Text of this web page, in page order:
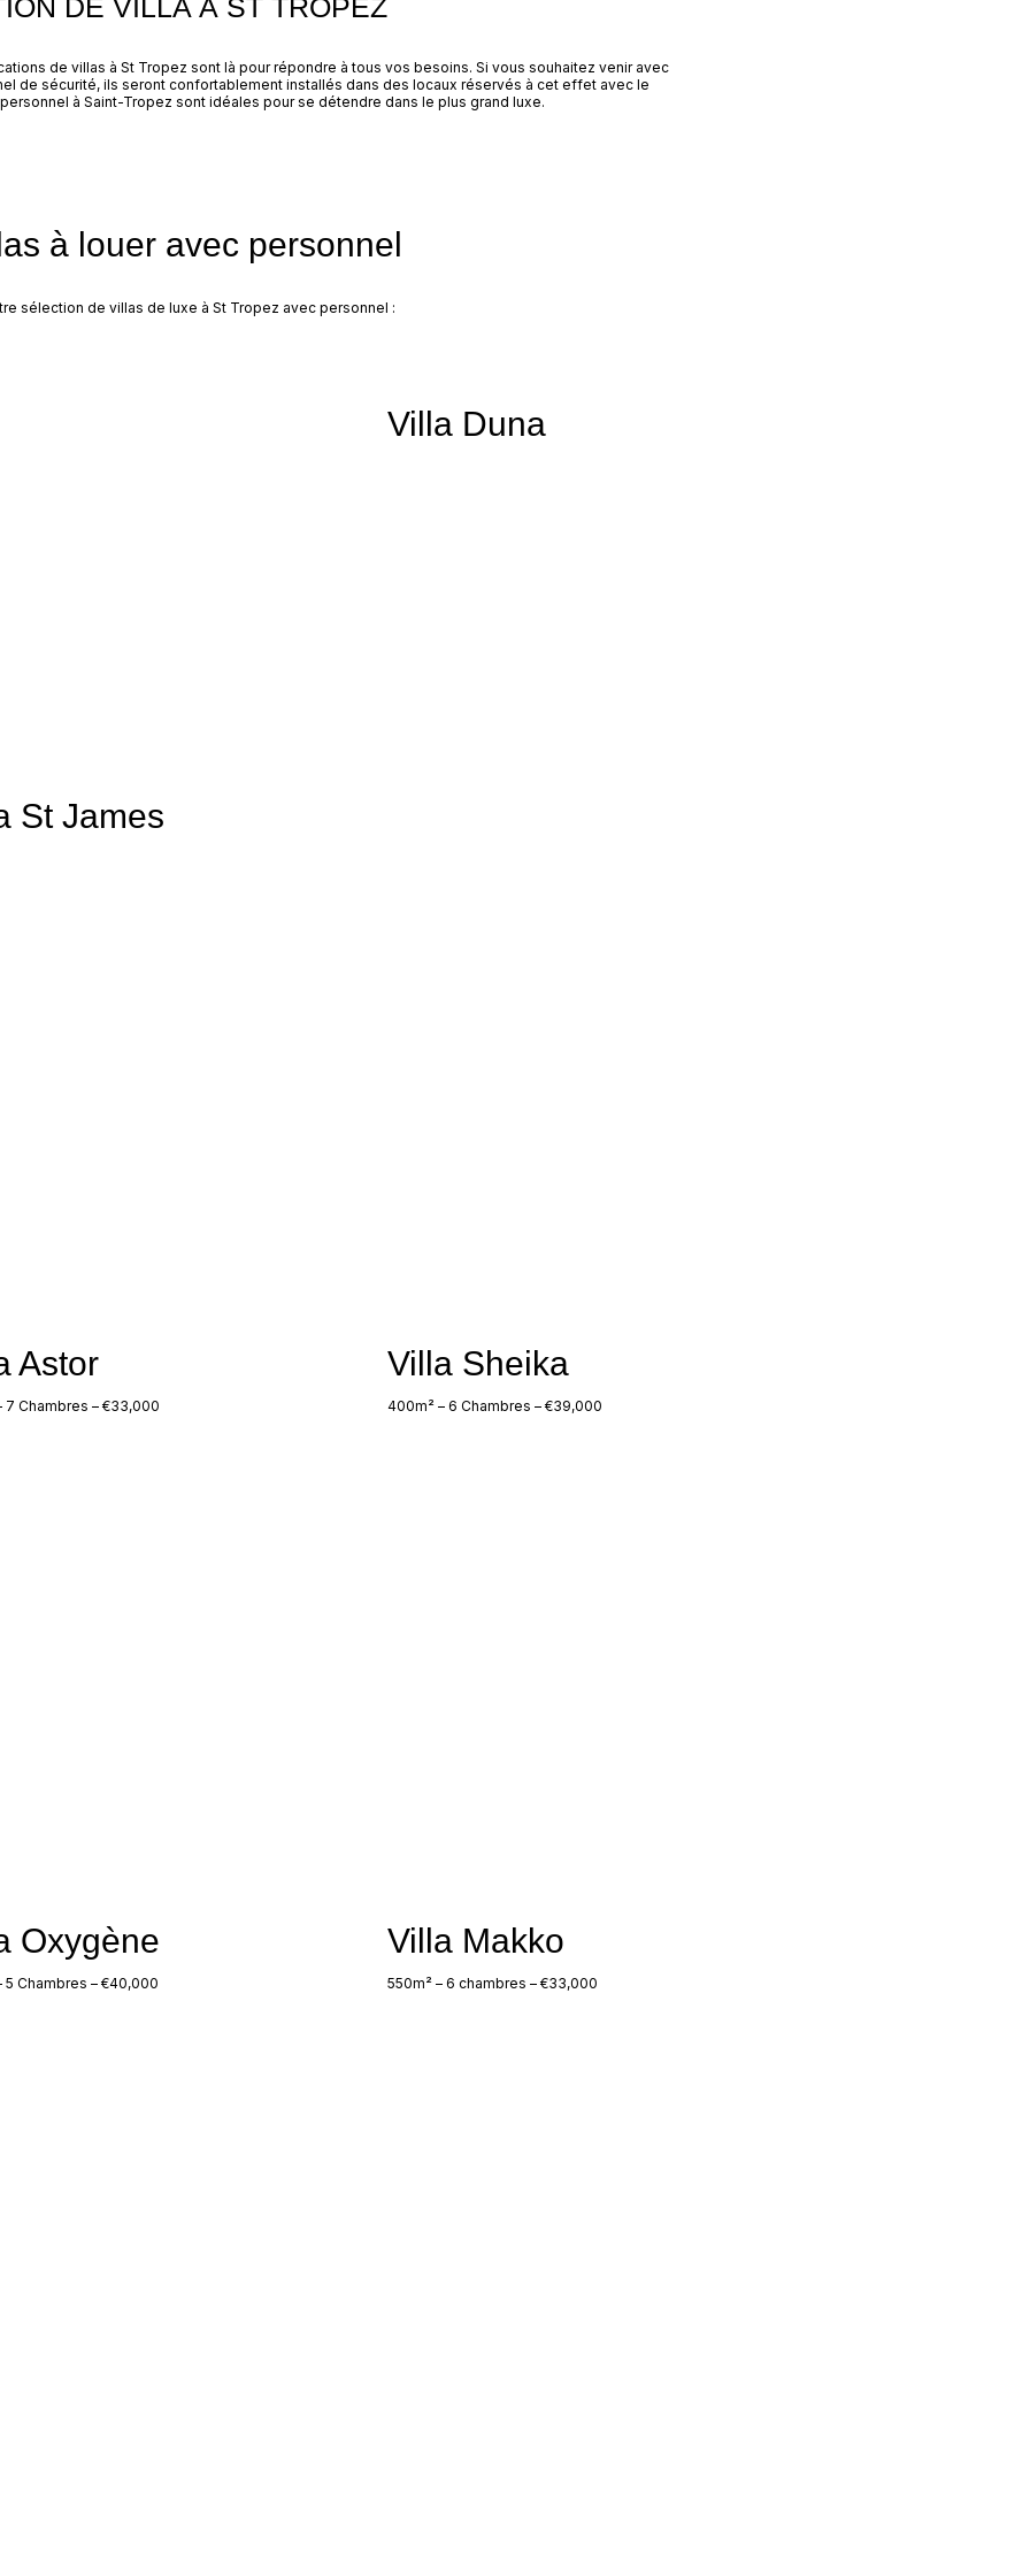
DE VILLA À ST TROPEZ
de villas à St Tropez sont là pour répondre à tous vos besoins. Si vous souhaitez venir avec
de sécurité, ils seront confortablement installés dans des locaux réservés à cet effet avec le
à Saint-Tropez sont idéales pour se détendre dans le plus grand luxe.
à louer avec personnel
sélection de villas de luxe à St Tropez avec personnel :
St James
Villa Duna
Astor
7 Chambres – €33,000
Villa Sheika
400m² – 6 Chambres – €39,000
Oxygène
5 Chambres – €40,000
Villa Makko
550m² – 6 chambres – €33,000